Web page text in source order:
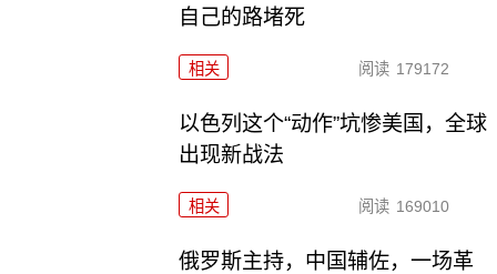
自己的路堵死
相关 阅读 179172
以色列这个“动作”坑惨美国，全球
出现新战法
相关 阅读 169010
俄罗斯主持，中国辅佐，一场革